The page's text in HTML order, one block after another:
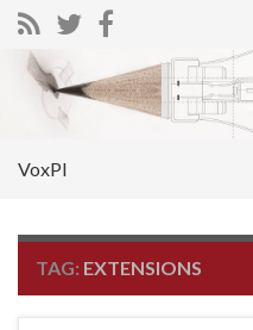
Search for:
VoxPI
TAG: EXTENSIONS